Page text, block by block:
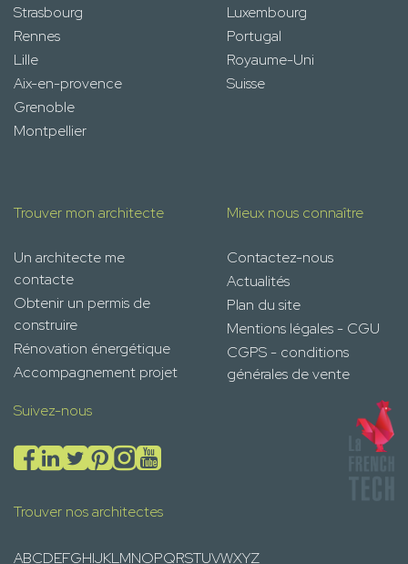
Strasbourg
Rennes
Lille
Aix-en-provence
Grenoble
Montpellier
Luxembourg
Portugal
Royaume-Uni
Suisse
Trouver mon architecte
Un architecte me
contacte
Obtenir un permis de
construire
Rénovation énergétique
Accompagnement projet
Mieux nous connaître
Contactez-nous
Actualités
Plan du site
Mentions légales - CGU
CGPS - conditions
générales de vente
Suivez-nous
Trouver nos architectes
ABCDEFGHIJKLMNOPQRSTUVWXYZ